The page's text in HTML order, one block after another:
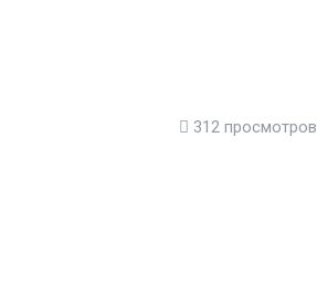
312 просмотров